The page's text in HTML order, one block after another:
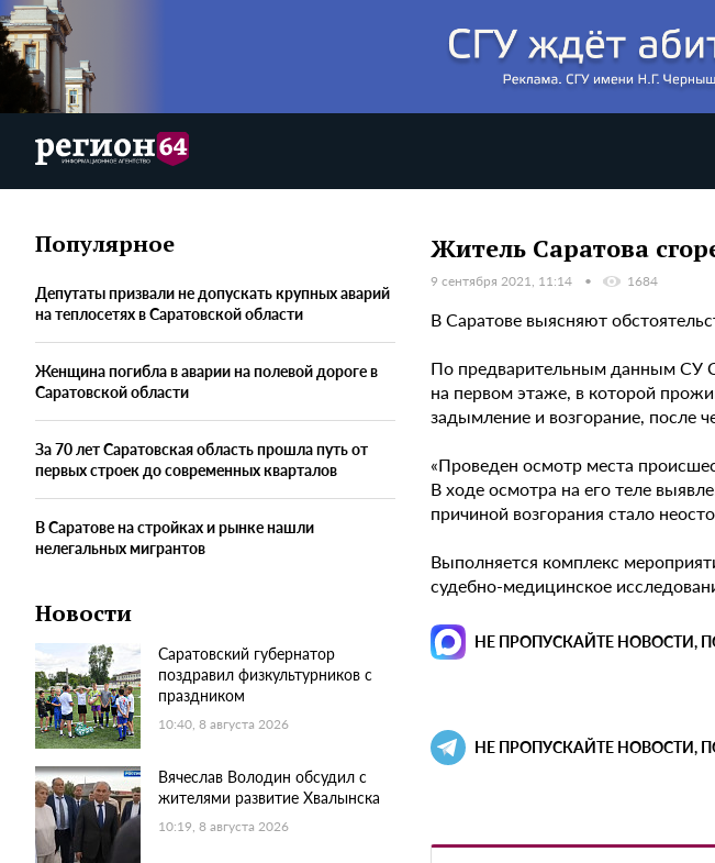
Популярное
Депутаты призвали не допускать крупных аварий
на теплосетях в Саратовской области
Женщина погибла в аварии на полевой дороге в
Саратовской области
За 70 лет Саратовская область прошла путь от
первых строек до современных кварталов
В Саратове на стройках и рынке нашли
нелегальных мигрантов
Новости
Саратовский губернатор
поздравил физкультурников с
праздником
10:40, 8 августа 2026
Вячеслав Володин обсудил с
жителями развитие Хвалынска
10:19, 8 августа 2026
Житель Саратова
9 сентября 2021, 11:14 1684
В Саратове выясняют
По предварительным данным СУ
на первом этаже, в которой
задымление и возгорание, после
«Проведен осмотр места
В ходе осмотра на его теле
причиной возгорания стало
Выполняется комплекс
судебно-медицинское
НЕ ПРОПУСКАЙТЕ НОВОСТИ,
НЕ ПРОПУСКАЙТЕ НОВОСТИ,